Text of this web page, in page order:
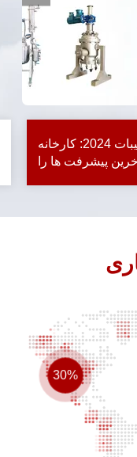
شرکت در شرکت فارمتک و ترکیبات 2024: کارخانه
پیشرفت ها را
30%